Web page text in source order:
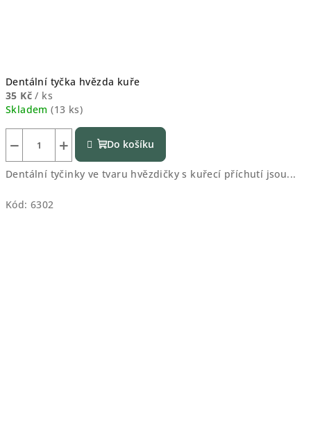
Dentální tyčka hvězda kuře
35 Kč/ ks
Skladem(13 ks)
+
− Do košíku
Dentální tyčinky ve tvaru hvězdičky s kuřecí příchutí jsou...
Kód: 6302